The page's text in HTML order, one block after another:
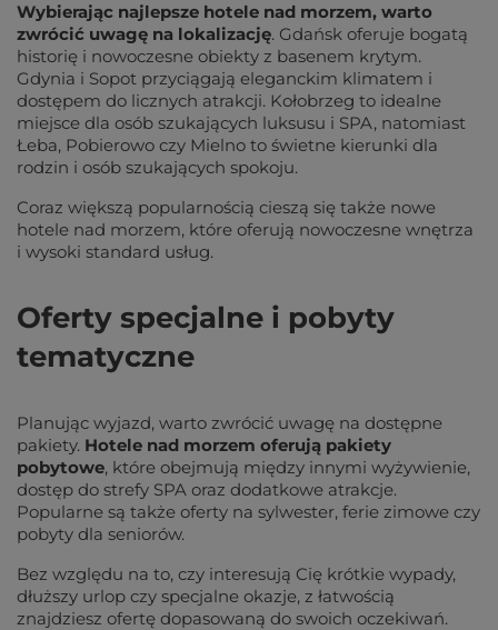
Wybierając najlepsze hotele nad morzem, warto
zwrócić uwagę na lokalizację. Gdańsk oferuje bogatą
historię i nowoczesne obiekty z basenem krytym.
Gdynia i Sopot przyciągają eleganckim klimatem i
dostępem do licznych atrakcji. Kołobrzeg to idealne
miejsce dla osób szukających luksusu i SPA, natomiast
Łeba, Pobierowo czy Mielno to świetne kierunki dla
rodzin i osób szukających spokoju.
Coraz większą popularnością cieszą się także nowe
hotele nad morzem, które oferują nowoczesne wnętrza
i wysoki standard usług.
Oferty specjalne i pobyty
tematyczne
Planując wyjazd, warto zwrócić uwagę na dostępne
pakiety. Hotele nad morzem oferują pakiety
pobytowe, które obejmują między innymi wyżywienie,
dostęp do strefy SPA oraz dodatkowe atrakcje.
Popularne są także oferty na sylwester, ferie zimowe czy
pobyty dla seniorów.
Bez względu na to, czy interesują Cię krótkie wypady,
dłuższy urlop czy specjalne okazje, z łatwością
znajdziesz ofertę dopasowaną do swoich oczekiwań.